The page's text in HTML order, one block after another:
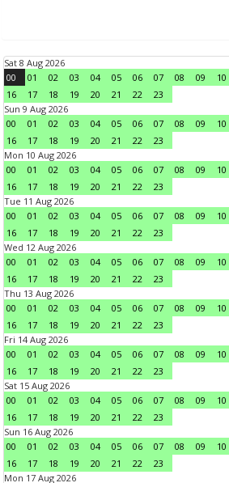
Sat 8 Aug 2026
00
01 02 03 04 05 06 07 08 09 10
16
17 18 19 20 21 22
23
Sun 9 Aug 2026
00
01 02 03 04 05 06 07 08 09 10
16
17 18 19 20 21 22
23
Mon 10 Aug 2026
00
01 02 03 04 05 06 07 08 09 10
16
17 18 19 20 21 22
23
Tue 11 Aug 2026
00
01 02 03 04 05 06 07 08 09 10
16
17 18 19 20 21 22
23
Wed 12 Aug 2026
00
01 02 03 04 05 06 07 08 09 10
16
17 18 19 20 21 22
23
Thu 13 Aug 2026
00
01 02 03 04 05 06 07 08 09 10
16
17 18 19 20 21 22
23
Fri 14 Aug 2026
00
01 02 03 04 05 06 07 08 09 10
16
17 18 19 20 21 22
23
Sat 15 Aug 2026
00
01 02 03 04 05 06 07 08 09 10
16
17 18 19 20 21 22
23
Sun 16 Aug 2026
00
01 02 03 04 05 06 07 08 09 10
16
17 18 19 20 21 22
23
Mon 17 Aug 2026